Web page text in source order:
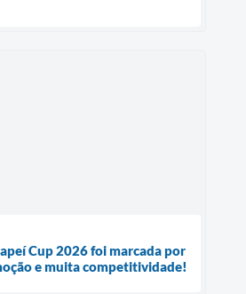
Cup 2026 foi marcada por
e muita competitividade!